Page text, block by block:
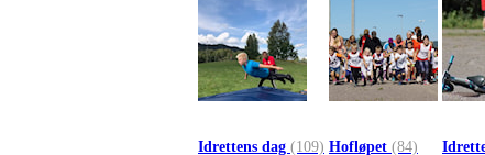
Idrettens dag (109) Hofløpet (84)